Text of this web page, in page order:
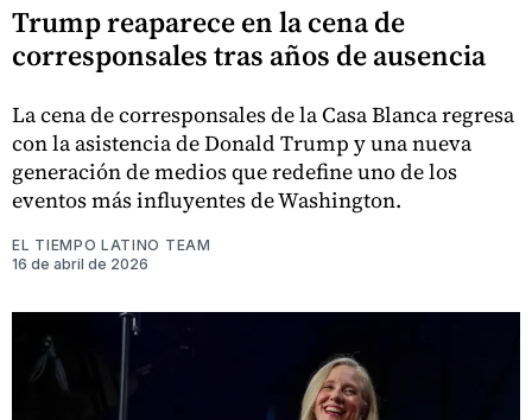
Trump reaparece en la cena de
corresponsales tras años de ausencia
La cena de corresponsales de la Casa Blanca regresa
con la asistencia de Donald Trump y una nueva
generación de medios que redefine uno de los
eventos más influyentes de Washington.
EL TIEMPO LATINO TEAM
16 de abril de 2026